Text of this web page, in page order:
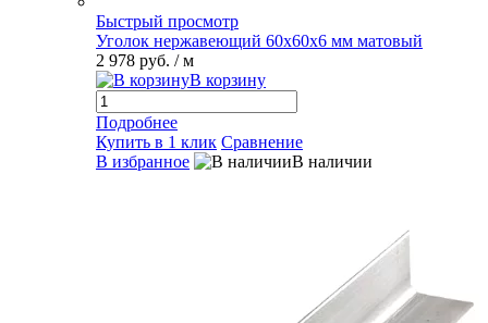
Быстрый просмотр
Уголок нержавеющий 60х60х6 мм матовый
2 978 руб. / м
В корзину
Подробнее
Купить в 1 клик Сравнение
В избранное
В наличии